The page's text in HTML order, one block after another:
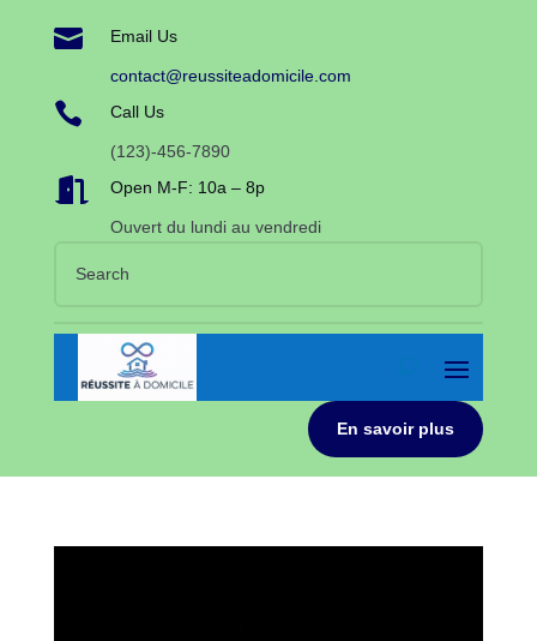
 Email Us
contact@reussiteadomicile.com
 Call Us
(123)-456-7890
 Open M-F: 10a – 8p
Ouvert du lundi au vendredi
En savoir plus